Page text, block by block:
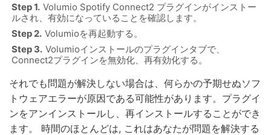
Volumio Spotify Connect2 プラグインがインストー
ルされ、有効になっていることを確認します。
Volumioを再起動する。
Volumioインストールのプラグインタブで、
Connect2プラグインを無効化、再有効化する。
それでも問題が解決しない場合は、何らかの予期せぬソフ
トウェアエラーが原因である可能性があります。プラグイ
ンをアンインストールし、再インストールすることができ
ます。 時間のほとんどは, これはあなたが問題を解決する